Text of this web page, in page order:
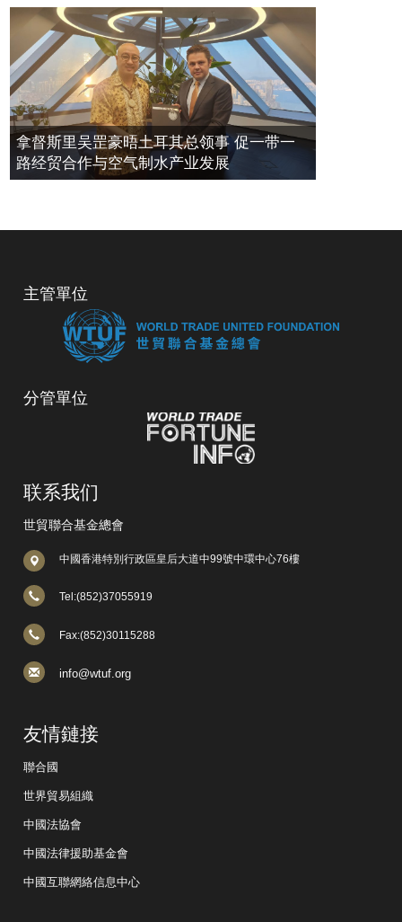
拿督斯里吴罡豪晤土耳其总领事 促一带一
路经贸合作与空气制水产业发展
主管單位
分管單位
联系我们
世貿聯合基金總會
中國香港特別行政區皇后大道中99號中環中心76樓
Tel:(852)37055919
Fax:(852)30115288
info@wtuf.org
友情鏈接
聯合國
世界貿易組織
中國法協會
中國法律援助基金會
中國互聯網絡信息中心